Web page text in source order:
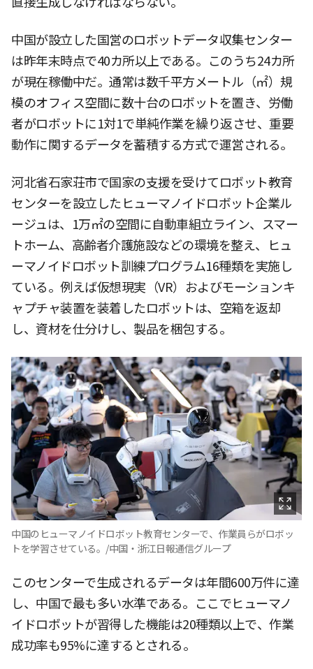
中国が設立した国営のロボットデータ収集センター
は昨年末時点で40カ所以上である。このうち24カ所
が現在稼働中だ。通常は数千平方メートル（㎡）規
模のオフィス空間に数十台のロボットを置き、労働
者がロボットに1対1で単純作業を繰り返させ、重要
動作に関するデータを蓄積する方式で運営される。
河北省石家荘市で国家の支援を受けてロボット教育
センターを設立したヒューマノイドロボット企業ル
ージュは、1万㎡の空間に自動車組立ライン、スマー
トホーム、高齢者介護施設などの環境を整え、ヒュ
ーマノイドロボット訓練プログラム16種類を実施し
ている。例えば仮想現実（VR）およびモーションキ
ャプチャ装置を装着したロボットは、空箱を返却
し、資材を仕分けし、製品を梱包する。
中国のヒューマノイドロボット教育センターで、作業員らがロボッ
トを学習させている。/中国・浙江日報通信グループ
このセンターで生成されるデータは年間600万件に達
し、中国で最も多い水準である。ここでヒューマノ
イドロボットが習得した機能は20種類以上で、作業
成功率も95%に達するとされる。